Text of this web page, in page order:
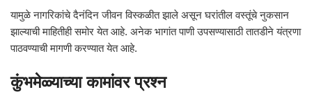
यामुळे नागरिकांचे दैनंदिन जीवन विस्कळीत झाले असून घरांतील वस्तूंचे नुकसान
झाल्याची माहितीही समोर येत आहे. अनेक भागांत पाणी उपसण्यासाठी तातडीने यंत्रणा
पाठवण्याची मागणी करण्यात येत आहे.
कुंभमेळ्याच्या कामांवर प्रश्न